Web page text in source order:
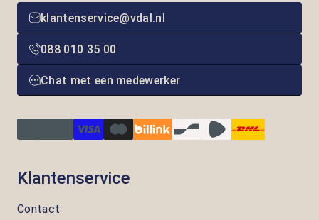
klantenservice@vdal.nl
088 010 35 00
Chat met een medewerker
Klantenservice
Contact